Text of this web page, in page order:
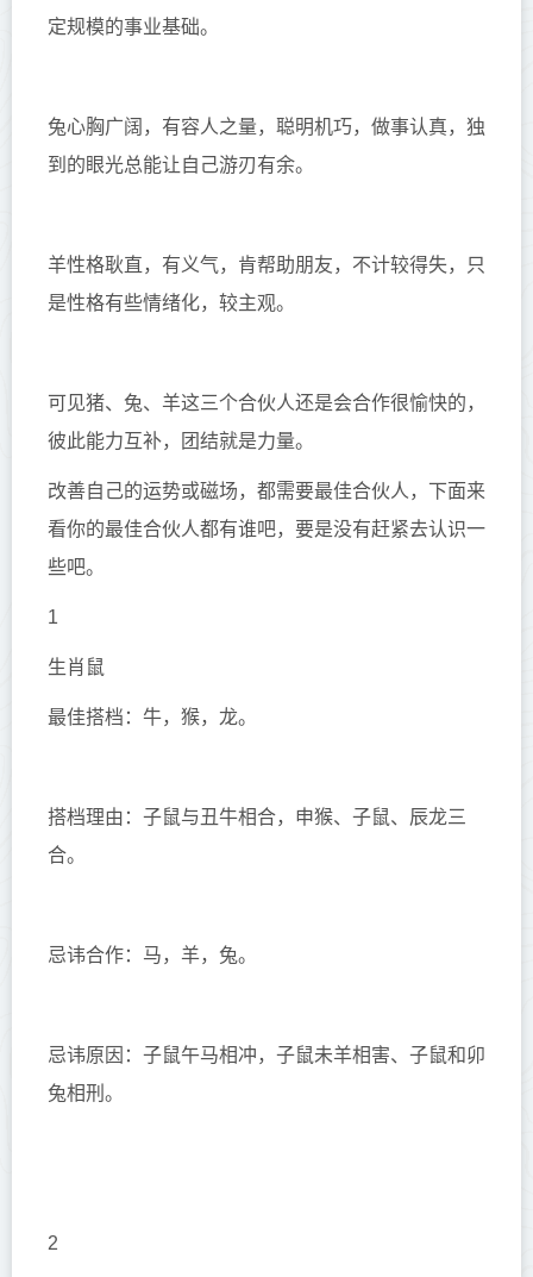
定规模的事业基础。
兔心胸广阔，有容人之量，聪明机巧，做事认真，独
到的眼光总能让自己游刃有余。
羊性格耿直，有义气，肯帮助朋友，不计较得失，只
是性格有些情绪化，较主观。
可见猪、兔、羊这三个合伙人还是会合作很愉快的，
彼此能力互补，团结就是力量。
改善自己的运势或磁场，都需要最佳合伙人，下面来
看你的最佳合伙人都有谁吧，要是没有赶紧去认识一
些吧。
1
生肖鼠
最佳搭档：牛，猴，龙。
搭档理由：子鼠与丑牛相合，申猴、子鼠、辰龙三
合。
忌讳合作：马，羊，兔。
忌讳原因：子鼠午马相冲，子鼠未羊相害、子鼠和卯
兔相刑。
2